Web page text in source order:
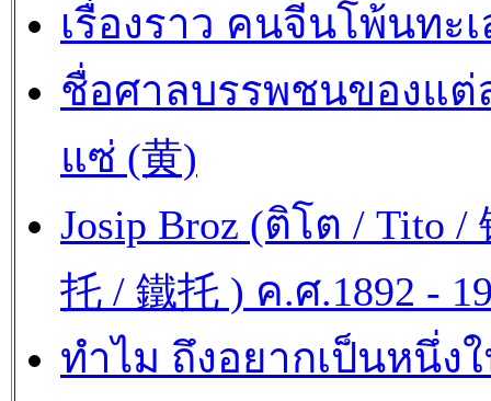
เรื่องราว คนจีนโพ้นทะ
ชื่อศาลบรรพชนของแต่
แซ่ (黄)
Josip Broz (ติโต / Tito /
托 / 鐵托 ) ค.ศ.1892 -
ทำไม ถึงอยากเป็นหนึ่ง